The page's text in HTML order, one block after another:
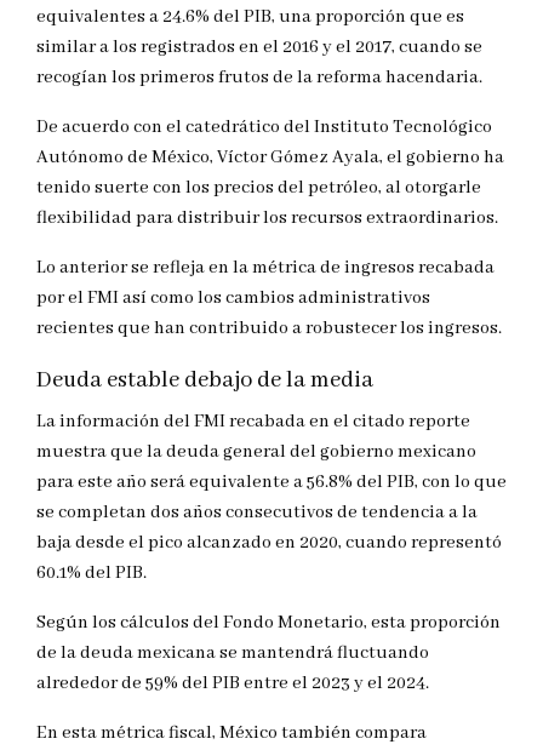
equivalentes a 24.6% del PIB, una proporción que es
similar a los registrados en el 2016 y el 2017, cuando se
recogían los primeros frutos de la reforma hacendaria.
De acuerdo con el catedrático del Instituto Tecnológico
Autónomo de México, Víctor Gómez Ayala, el gobierno ha
tenido suerte con los precios del petróleo, al otorgarle
flexibilidad para distribuir los recursos extraordinarios.
Lo anterior se refleja en la métrica de ingresos recabada
por el FMI así como los cambios administrativos
recientes que han contribuido a robustecer los ingresos.
Deuda estable debajo de la media
La información del FMI recabada en el citado reporte
muestra que la deuda general del gobierno mexicano
para este año será equivalente a 56.8% del PIB, con lo que
se completan dos años consecutivos de tendencia a la
baja desde el pico alcanzado en 2020, cuando representó
60.1% del PIB.
Según los cálculos del Fondo Monetario, esta proporción
de la deuda mexicana se mantendrá fluctuando
alrededor de 59% del PIB entre el 2023 y el 2024.
En esta métrica fiscal, México también compara